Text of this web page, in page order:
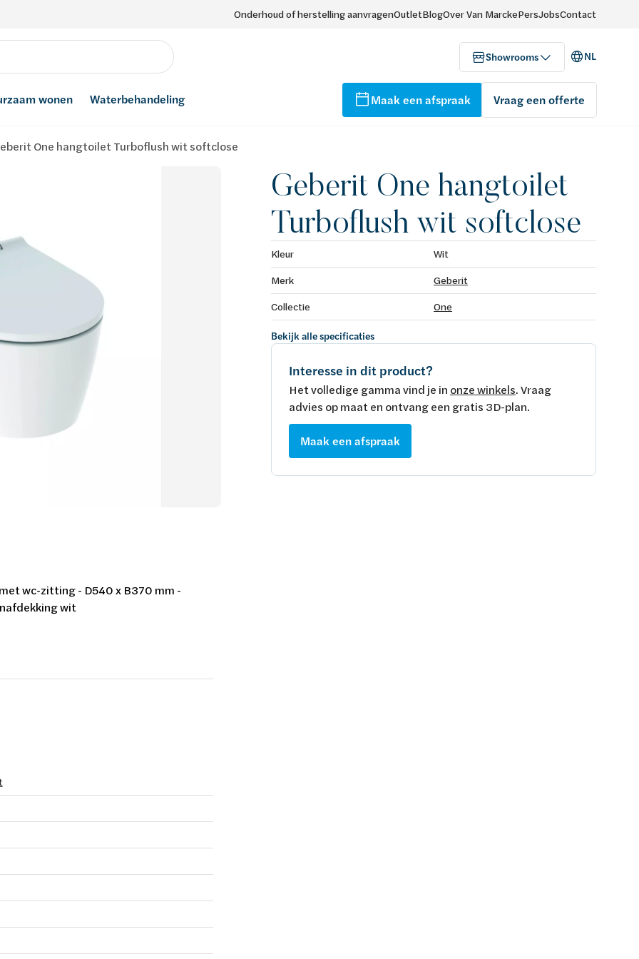
Onderhoud of herstelling aanvragenOutletBlogOver Van MarckePersJobsContact
Showrooms NL
wonen Waterbehandeling Maak een afspraak Vraag een offerte
One hangtoilet Turboflush wit softclose
Geberit One hangtoilet
Turboflush wit softclose
Kleur
Wit
Merk
Geberit
Collectie
One
Bekijk alle specificaties
Interesse in dit product?
Het volledige gamma vind je in onze winkels. Vraag
advies op maat en ontvang een gratis 3D-plan.
Maak een afspraak
wc-zitting - D540 x B370 mm -
wit